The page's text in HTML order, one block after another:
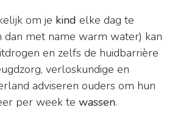
om je kind elke dag te
dan met name warm water) kan
en zelfs de huidbarrière
verloskundige en
adviseren ouders om hun
per week te wassen.